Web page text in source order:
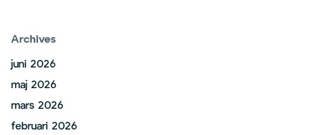
Archives
juni 2026
maj 2026
mars 2026
februari 2026